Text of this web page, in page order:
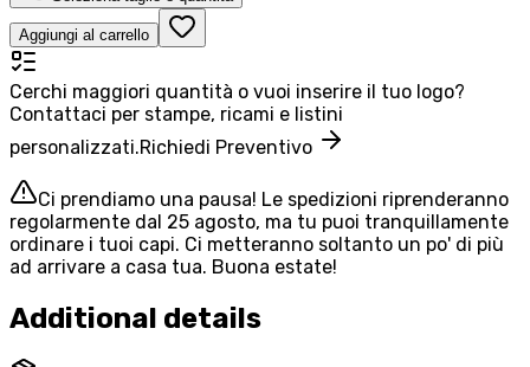
Aggiungi al carrello
Cerchi maggiori quantità o vuoi inserire il tuo logo?
Contattaci per stampe, ricami e listini
personalizzati.Richiedi Preventivo
Ci prendiamo una pausa! Le spedizioni riprenderanno
regolarmente dal 25 agosto, ma tu puoi tranquillamente
ordinare i tuoi capi. Ci metteranno soltanto un po' di più
ad arrivare a casa tua. Buona estate!
Additional details